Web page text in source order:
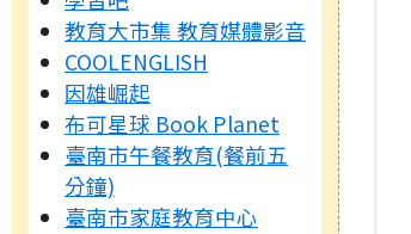
教育大市集 教育媒體影音
COOLENGLISH
因雄崛起
布可星球 Book Planet
臺南市午餐教育(餐前五
分鐘)
臺南市家庭教育中心